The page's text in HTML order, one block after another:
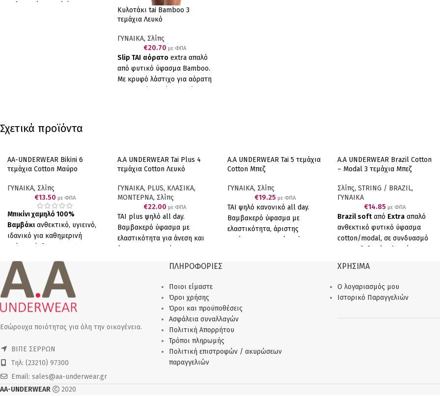
ανθεκτικό φυτικό ύφασμα
Κυλοτάκι tai Bamboo 3
τεμάχια Λευκό
ΓΥΝΑΙΚΑ, Σλίπς
€20.70 με ΦΠΑ
Slip TAI αόρατο extra απαλό
από φυτικό ύφασμα Bamboo.
Με κρυφό λάστιχο για αόρατη
Σχετικά προϊόντα
AA-UNDERWEAR Bikini 6
τεμάχια Cotton Μαύρο
ΓΥΝΑΙΚΑ, Σλίπς
€13.50 με ΦΠΑ
Μπικίνι χαμηλό 100%
Βαμβάκι ανθεκτικό, υγιεινό,
ιδανικό για καθημερινή
χρήση
Σύνθεση:
100%
Παραγωγής μας Πακέτο 6
τεμαχίων (6 μαύρα).
A.A UNDERWEAR Tai Plus 4
τεμάχια Cotton Λευκό
ΓΥΝΑΙΚΑ, PLUS, ΚΛΑΣΙΚΑ,
ΜΟΝΤΕΡΝΑ, Σλίπς
€22.00 με ΦΠΑ
ΤΑΙ plus ψηλό all day.
Βαμβακερό ύφασμα με
ελαστικότητα για άνεση και
άριστη εφαρμογή. 90%
Συσκευασία τεσσάρων
A.A UNDERWEAR Tai 5 τεμάχια
Cotton Μπεζ
ΓΥΝΑΙΚΑ, Σλίπς
€19.25 με ΦΠΑ
ΤΑΙ ψηλό κανονικό all day.
Βαμβακερό ύφασμα με
ελαστικότητα, άριστης
ποιότητας προσφέρει άνεση,
A.A UNDERWEAR Brazil Cotton
– Modal 3 τεμάχια Μπεζ
Σλίπς, STRING / BRAZIL,
ΓΥΝΑΙΚΑ
€14.85 με ΦΠΑ
Brazil softαπό Extra απαλό
ανθεκτικό φυτικό ύφασμα
cotton/modal, σε συνδυασμό
με επενδεδυμένο λεπτό
έχουμε το τέλειο αποτέλεσμα.
Άνεση, απαλότητα και αντοχή.
Συσκευασία τριών τεμαχίων
(3 Μπεζ) Ελληνικό Προϊόν
Εσώρουχα ποιότητας για όλη την οικογένεια.
ΒΙΠΕ ΣΕΡΡΩΝ
Τηλ: (23210) 97300
Email: sales@aa-underwear.gr
ΠΛΗΡΟΦΟΡΙΕΣ
Ποιοι είμαστε
Όροι χρήσης
Όροι και προϋποθέσεις
Ασφάλεια συναλλαγών
Πολιτική Απορρήτου
Τρόποι πληρωμής
Πολιτική επιστροφών / ακυρώσεων
παραγγελιών
ΧΡΗΣΙΜΑ
Ο λογαριασμός μου
Ιστορικό Παραγγελιών
AA-UNDERWEAR 2020